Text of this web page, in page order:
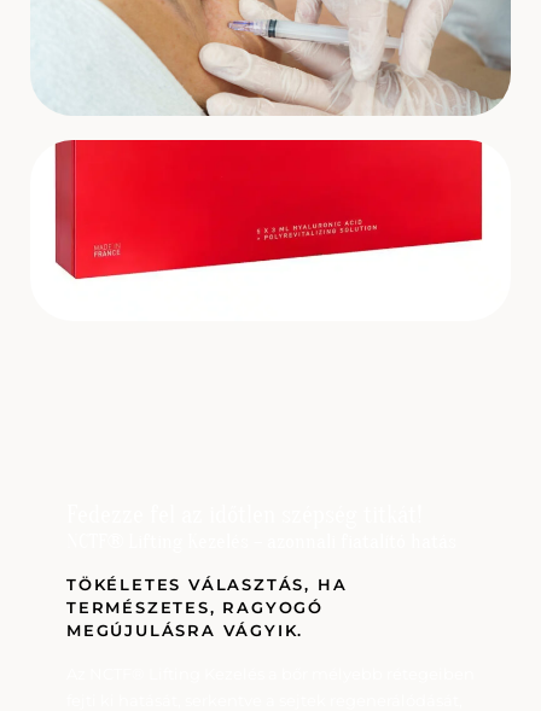
TÖKÉLETES VÁLASZTÁS, HA
TERMÉSZETES, RAGYOGÓ
MEGÚJULÁSRA VÁGYIK.